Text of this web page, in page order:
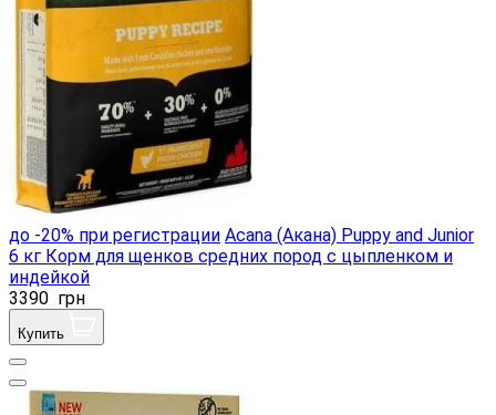
до -20% при регистрации Acana (Акана) Puppy and Junior
6 кг Корм для щенков средних пород с цыпленком и
индейкой
3390 грн
Купить